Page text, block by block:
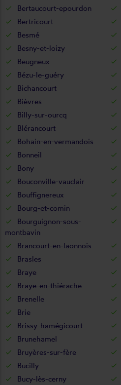
Bertaucourt-epourdon
Bertricourt
Besmé
Besny-et-loizy
Beugneux
Bézu-le-guéry
Bichancourt
Bièvres
Billy-sur-ourcq
Blérancourt
Bohain-en-vermandois
Bonneil
Bony
Bouconville-vauclair
Bouffignereux
Bourg-et-comin
Bourguignon-sous-
montbavin
Brancourt-en-laonnois
Brasles
Braye
Braye-en-thiérache
Brenelle
Brie
Brissy-hamégicourt
Brunehamel
Bruyères-sur-fère
Bucilly
Bucy-lès-cerny